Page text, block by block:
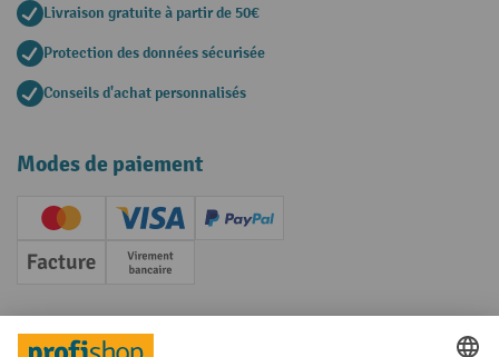
Livraison gratuite à partir de 50€
Protection des données sécurisée
Conseils d'achat personnalisés
Modes de paiement
Creditcard (Master)Creditcard (Visa)
PayPal
Facture Paiement anticipé
Réseaux sociaux